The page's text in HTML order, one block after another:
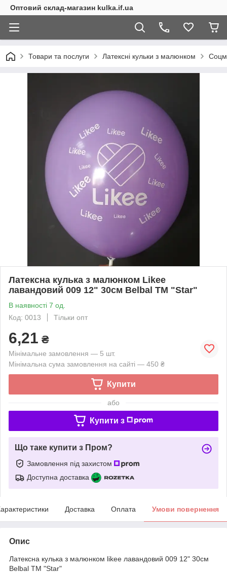
Оптовий склад-магазин kulka.if.ua
Товари та послуги Латексні кульки з малюнком
Латексна кулька з малюнком Likee
лавандовий 009 12" 30см Belbal ТМ "Star"
В наявності 7 од.
Код: 0013
Тільки опт
6,21 ₴
Мінімальне замовлення — 5 шт.
Мінімальна сума замовлення на сайті — 450 ₴
Купити
або
Купити з
Що таке купити з Пром?
Замовлення під захистом
Доступна доставка
Доставка Оплата Умови повернення
Опис
Латексна кулька з малюнком likee лавандовий 009 12" 30см
Belbal ТМ "Star"